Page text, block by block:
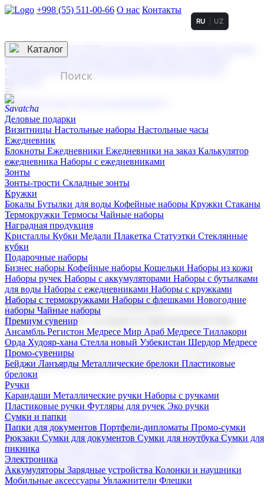
+998 (55) 511-00-66 О нас Контакты
3D гравировка
смолой (Doming)
гравировка твердая
тиснение
RU UZ
☰
Контакты
Каталог
Деловые подарки
Визитницы Настольные наборы Настольные часы
Ежедневник
Блокноты Ежедневники Ежедневники на заказ Калькулятор
ежедневника Наборы с ежедневниками
Зонты
Зонты-трости Складные зонты
Кружки
Бокалы Бутылки для воды Кофейные наборы Кружки Стаканы
Термокружки Термосы Чайные наборы
Наградная продукция
Kристаллы Кубки Медали Плакетка Статуэтки Стеклянные
кубки
Подарочные наборы
Бизнес наборы Кофейные наборы Кошельки Наборы из кожи
Наборы ручек Наборы с аккумуляторами Наборы с бутылками
для воды Наборы с ежедневниками Наборы с кружками
Наборы с термокружками Наборы с флешками Новогодние
наборы Чайные наборы
Премиум сувенир
Ансамбль Регистон Медресе Мир Араб Медресе Тиллакори
Орда Худояр-хана Стелла новый Узбекистан Шердор Медресе
Промо-сувениры
Бейджи Ланъярды Металлические брелоки Пластиковые
брелоки
Ручки
Карандаши Металлические ручки Наборы с ручками
Пластиковые ручки Футляры для ручек Эко ручки
Сумки и папки
Папки для документов Портфели-дипломаты Промо-сумки
Рюкзаки Сумки для документов Сумки для ноутбука Сумки для
пикника
Электроника
Аккумуляторы Зарядные устройства Колонки и наушники
Мобильные аксессуары Увлажнители Флешки
Корпоративные подарки
Поставка со склада и производство
Мы предлагаем широкий выбор корпоративных подарков и
сувениров с логотипом. В нашем каталоге вы найдете
продукцию для бизнеса, мероприятия и клиентов.
Подарочные наборы
Бизнес наборыКофейные наборы Кошельки
Наборы из кожиНаборы ручекНаборы с аккумуляторами
Наборы с бутылками для воды
Наборы с ежедневниками
Наборы с кружками
флешкамиНовогодние наборыЧайные наборы